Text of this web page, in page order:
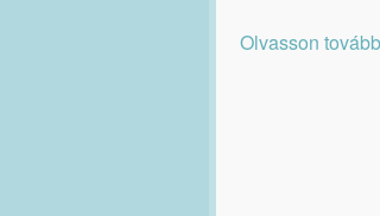
Olvasson tovább